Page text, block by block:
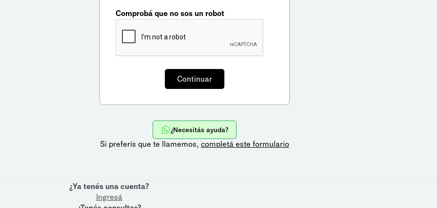
Comprobá que no sos un robot
¿Necesitás ayuda?
Si preferís que te llamemos, completá este formulario
¿Ya tenés una cuenta?
Ingresá